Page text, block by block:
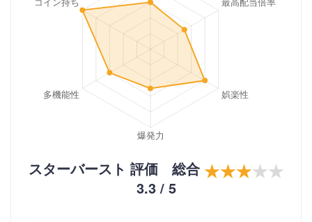
スターバースト 評価 総合 ★★★★★
3.3 / 5